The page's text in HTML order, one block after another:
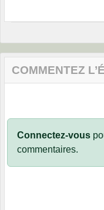
COMMENTEZ
Connectez-vous
commentaires.